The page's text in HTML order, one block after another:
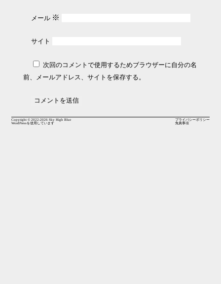
メール ※
サイト
次回のコメントで使用するためブラウザーに自分の名
前、メールアドレス、サイトを保存する。
Copyright © 2022-2026 Sky High Blue
WordPressを使用しています
プライバシーポリシー
免責事項